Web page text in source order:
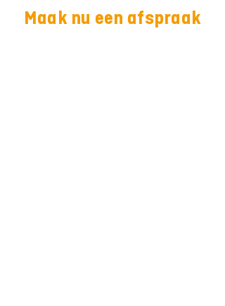
Maak nu een afspraak